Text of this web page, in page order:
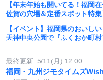
【年末年始も開いてる！福岡
佐賀の穴場＆定番スポット特
【イベント】福岡県のおいし
天神中央公園で『ふくおか町村
最終更新: 5/11(月) 12:00
福岡・九州ジモタイムズWish